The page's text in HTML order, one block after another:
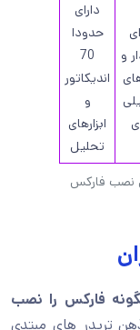
نصب فارکس
و
دارای
حدودا
70
اندیکاتور
و
ابزارهای
تحلیل
فارکس را نصب
تریدر های مبتدی